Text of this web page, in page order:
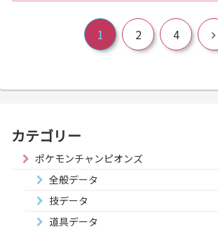
1 2 4
次
カテゴリー
ポケモンチャンピオンズ
全般データ
技データ
道具データ